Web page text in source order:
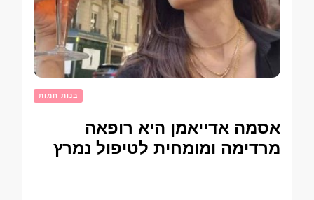
בנות חמות
אסמה אדייאמן היא רופאה
מרדימה ומומחית לטיפול נמרץ